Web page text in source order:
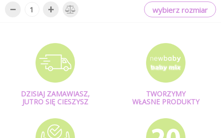
− + wybierz rozmiar
DZISIAJ ZAMAWIASZ,
JUTRO SIĘ CIESZYSZ
TWORZYMY
WŁASNE PRODUKTY